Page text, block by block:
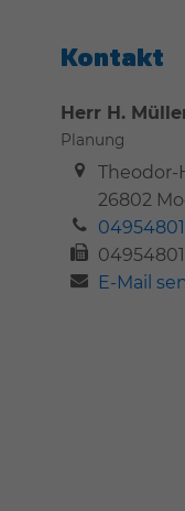
Kontakt
Herr H.
Planung
Theodor-
26802
04954801-
E-Mail